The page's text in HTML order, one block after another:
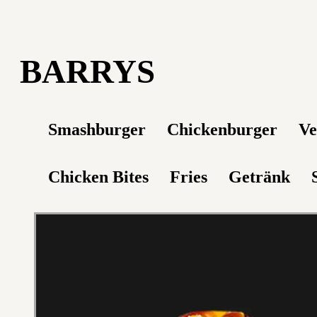
BARRYS
Smashburger Chickenburger
Chicken Bites Fries Getränk